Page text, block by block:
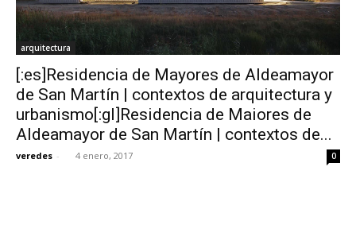
arquitectura
[:es]Residencia de Mayores de Aldeamayor
de San Martín | contextos de arquitectura y
urbanismo[:gl]Residencia de Maiores de
Aldeamayor de San Martín | contextos de...
veredes - 4 enero, 2017 0